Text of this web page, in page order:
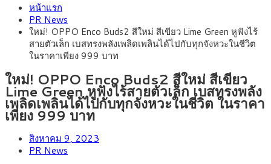
หน้ารถไฟฟ้าสงขลา โมโนเรล 12.54 กม. เชื่อมเมืองหาดใหญ่
สิงหาคม 4, 2026
หัวเพียง 2,618 บาท เสนอทบทวนจัดสรรงบให้สอดคล้องภาระงาน
จริง
สิงหาคม 3, 2026 กรุงศรี คาดเงินบาทสัปดาห์นี้ซื้อขายในกรอบ
33.00-33.60 ติดตามข้อมูลจ้างงานสหรัฐฯ
สิงหาคม 1, 2026 “เอกนิติ” เปิดเครื่องยนต์เศรษฐกิจใหม่ของไทย เดิน
หน้า 5 ยุทธศาสตร์ รื้อโครงสร้างเศรษฐกิจ ดันไทยโตเต็มศักยภาพ
กรกฎาคม 27, 2026 ภัยเงียบใกล้ตัวเด็ก LSD “แสตมป์เมา” ยาเสพติด
ลายการ์ตูน กรมศุลกากร เตือนผู้ปกครองเฝ้าระวัง หลังยึดล็อตใหญ่
จากเยอรมนี
หน้าแรก
PR News
ใหม่! OPPO Enco Buds2 สีใหม่ สีเขียว Lime Green หูฟังไร้
สายตัวเล็ก เบสทรงพลังเพลิดเพลินได้ไปกับทุกจังหวะในชีวิต
ในราคาเพียง 999 บาท
ใหม่! OPPO Enco Buds2 สีใหม่ สีเขียว
Lime Green หูฟังไร้สายตัวเล็ก เบสทรงพลัง
เพลิดเพลินได้ไปกับทุกจังหวะในชีวิต ในราคา
เพียง 999 บาท
สิงหาคม 9, 2023
PR News